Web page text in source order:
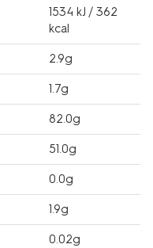
1534 kJ / 362
kcal
2.9g
1.7g
82.0g
51.0g
0.0g
1.9g
0.02g